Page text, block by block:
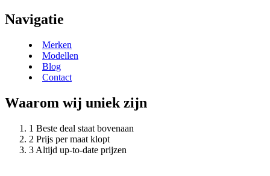
Navigatie
Merken
Modellen
Blog
Contact
Waarom wij uniek zijn
Beste deal staat bovenaan
Prijs per maat klopt
Altijd up-to-date prijzen